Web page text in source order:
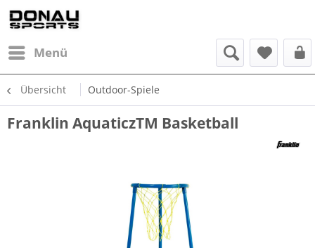
Menü
Übersicht Outdoor-Spiele
Franklin AquaticzTM Basketball